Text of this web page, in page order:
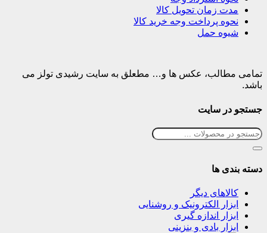
مدت زمان تحویل کالا
نحوه پرداخت وجه خرید کالا
شیوه حمل
تمامی مطالب، عکس ها و… مطعلق به سایت رشیدی تولز می
باشد.
جستجو در سایت
دسته بندی ها
کالاهای دیگر
ابزار الکترونیک و روشنایی
ابزار اندازه گیری
ابزار بادی و بنزینی